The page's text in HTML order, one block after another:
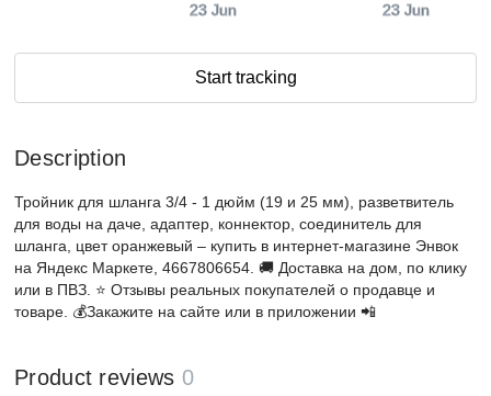
23 Jun 23 Jun
Start tracking
Description
Тройник для шланга 3/4 - 1 дюйм (19 и 25 мм), разветвитель
для воды на даче, адаптер, коннектор, соединитель для
шланга, цвет оранжевый – купить в интернет-магазине Энвок
на Яндекс Маркете, 4667806654. 🚚 Доставка на дом, по клику
или в ПВЗ. ⭐️ Отзывы реальных покупателей о продавце и
товаре. 💰Закажите на сайте или в приложении 📲
Product reviews 0